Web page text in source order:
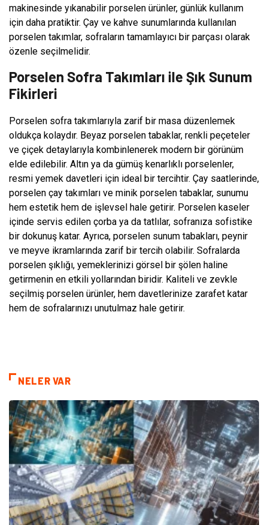
makinesinde yıkanabilir porselen ürünler, günlük kullanım
için daha pratiktir. Çay ve kahve sunumlarında kullanılan
porselen takımlar, sofraların tamamlayıcı bir parçası olarak
özenle seçilmelidir.
Porselen Sofra Takımları ile Şık Sunum
Fikirleri
Porselen sofra takımlarıyla zarif bir masa düzenlemek
oldukça kolaydır. Beyaz porselen tabaklar, renkli peçeteler
ve çiçek detaylarıyla kombinlenerek modern bir görünüm
elde edilebilir. Altın ya da gümüş kenarlıklı porselenler,
resmi yemek davetleri için ideal bir tercihtir. Çay saatlerinde,
porselen çay takımları ve minik porselen tabaklar, sunumu
hem estetik hem de işlevsel hale getirir. Porselen kaseler
içinde servis edilen çorba ya da tatlılar, sofranıza sofistike
bir dokunuş katar. Ayrıca, porselen sunum tabakları, peynir
ve meyve ikramlarında zarif bir tercih olabilir. Sofralarda
porselen şıklığı, yemeklerinizi görsel bir şölen haline
getirmenin en etkili yollarından biridir. Kaliteli ve zevkle
seçilmiş porselen ürünler, hem davetlerinize zarafet katar
hem de sofralarınızı unutulmaz hale getirir.
NELER VAR